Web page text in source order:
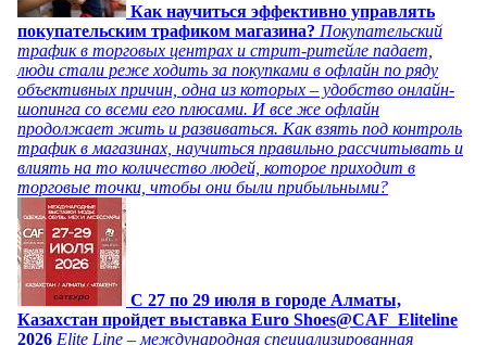
Как научиться эффективно управлять
покупательским трафиком магазина? Покупательский
трафик в торговых центрах и стрит-ритейле падает,
люди стали реже ходить за покупками в офлайн по ряду
объективных причин, одна из которых – удобство онлайн-
шопинга со всеми его плюсами. И все же офлайн
продолжает жить и развиваться. Как взять под контроль
трафик в магазинах, научиться правильно рассчитывать и
влиять на то количество людей, которое приходит в
торговые точки, чтобы они были прибыльными?
C 27 по 29 июля в городе Алматы,
Казахстан пройдет выставка Euro Shoes@CAF_Eliteline
2026 Elite Line – международная специализированная